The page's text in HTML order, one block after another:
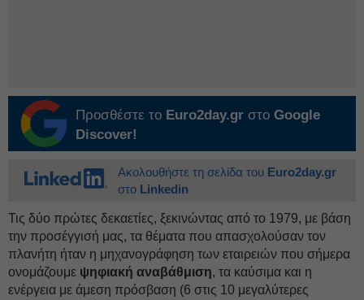
Προσθέστε το Euro2day.gr στο Google
Discover!
Ακολουθήστε τη σελίδα του Euro2day.gr
στο Linkedin
Τις δύο πρώτες δεκαετίες, ξεκινώντας από το 1979, με βάση
την προσέγγισή μας, τα θέματα που απασχολούσαν τον
πλανήτη ήταν η μηχανογράφηση των εταιρειών που σήμερα
ονομάζουμε ψηφιακή αναβάθμιση, τα καύσιμα και η
ενέργεια με άμεση πρόσβαση (6 στις 10 μεγαλύτερες